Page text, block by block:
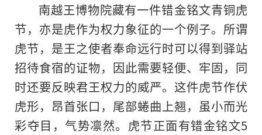
南越王博物院藏有一件错金铭文青铜虎
节，亦是虎作为权力象征的一个例子。所谓
虎节，是王之使者奉命远行时可以得到驿站
招待食宿的证物，因此需要轻便、牢固，同
时还要反映君王权力的威严。这件虎节作伏
虎形，昂首张口，尾部蜷曲上翘，虽小而光
彩夺目，气势凛然。虎节正面有错金铭文5